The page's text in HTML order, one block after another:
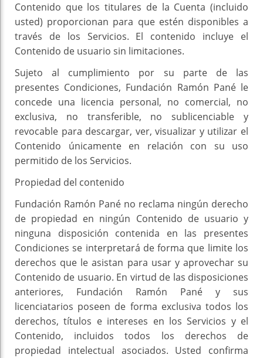
Contenido que los titulares de la Cuenta (incluido
usted) proporcionan para que estén disponibles a
través de los Servicios. El contenido incluye el
Contenido de usuario sin limitaciones.
Sujeto al cumplimiento por su parte de las
presentes Condiciones, Fundación Ramón Pané le
concede una licencia personal, no comercial, no
exclusiva, no transferible, no sublicenciable y
revocable para descargar, ver, visualizar y utilizar el
Contenido únicamente en relación con su uso
permitido de los Servicios.
Propiedad del contenido
Fundación Ramón Pané no reclama ningún derecho
de propiedad en ningún Contenido de usuario y
ninguna disposición contenida en las presentes
Condiciones se interpretará de forma que limite los
derechos que le asistan para usar y aprovechar su
Contenido de usuario. En virtud de las disposiciones
anteriores, Fundación Ramón Pané y sus
licenciatarios poseen de forma exclusiva todos los
derechos, títulos e intereses en los Servicios y el
Contenido, incluidos todos los derechos de
propiedad intelectual asociados. Usted confirma